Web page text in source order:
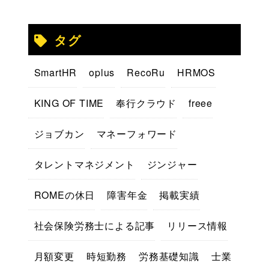
タグ
SmartHR oplus RecoRu HRMOS
KING OF TIME 奉行クラウド freee
ジョブカン マネーフォワード
タレントマネジメント ジンジャー
ROMEの休日 障害年金 掲載実績
社会保険労務士による記事 リリース情報
月額変更 時短勤務 労務基礎知識 士業